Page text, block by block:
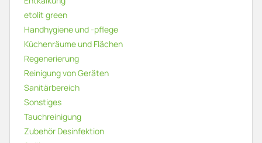
etolit green
Handhygiene und -pflege
Küchenräume und Flächen
Regenerierung
Reinigung von Geräten
Sanitärbereich
Sonstiges
Tauchreinigung
Zubehör Desinfektion